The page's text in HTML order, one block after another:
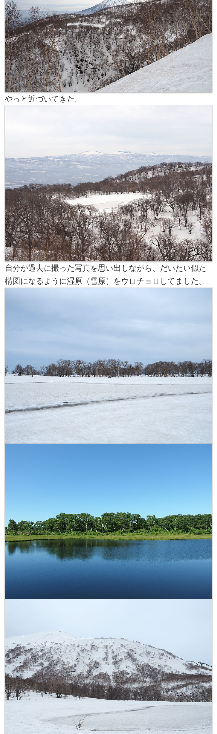
やっと近づいてきた。
自分が過去に撮った写真を思い出しながら、だいたい似た
構図になるように湿原（雪原）をウロチョロしてました。